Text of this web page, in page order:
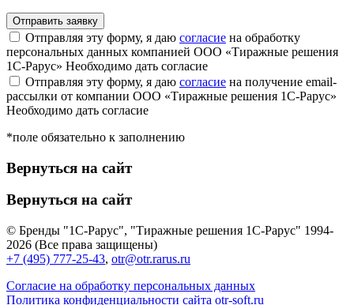
Отправляя эту форму, я даю согласие на обработку
персональных данных компанией ООО «Тиражные решения
1С-Рарус» Необходимо дать согласие
Отправляя эту форму, я даю согласие на получение email-
рассылки от компании ООО «Тиражные решения 1С-Рарус»
Необходимо дать согласие
*поле обязательно к заполнению
Вернуться на сайт
Вернуться на сайт
© Бренды "1С-Рарус", "Тиражные решения 1С-Рарус" 1994-
2026 (Все права защищены)
+7 (495) 777-25-43, otr@otr.rarus.ru
Согласие на обработку персональных данных
Политика конфиденциальности сайта otr-soft.ru